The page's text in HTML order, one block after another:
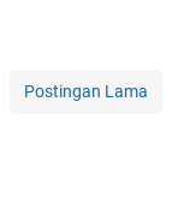
Postingan Lama